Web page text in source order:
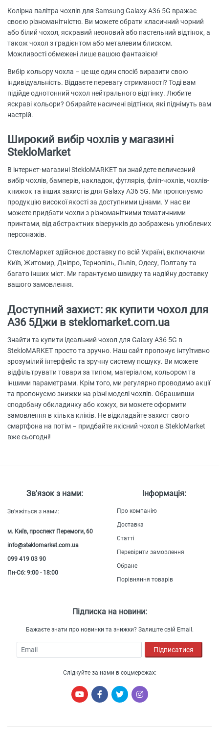
Колірна палітра чохлів для Samsung Galaxy A36 5G вражає
своєю різноманітністю. Ви можете обрати класичний чорний
або білий чохол, яскравий неоновий або пастельний відтінок, а
також чохол з градієнтом або металевим блиском.
Можливості обмежені лише вашою фантазією!
Вибір кольору чохла – це ще один спосіб виразити свою
індивідуальність. Віддаєте перевагу стриманості? Тоді вам
підійде однотонний чохол нейтрального відтінку. Любите
яскраві кольори? Обирайте насичені відтінки, які піднімуть вам
настрій.
Широкий вибір чохлів у магазині
StekloMarket
В інтернет-магазині StekloMARKET ви знайдете величезний
вибір чохлів, бамперів, накладок, футлярів, фліп-чохлів, чохлів-
книжок та інших захистів для Galaxy A36 5G. Ми пропонуємо
продукцію високої якості за доступними цінами. У нас ви
можете придбати чохли з різноманітними тематичними
принтами, від абстрактних візерунків до зображень улюблених
персонажів.
СтеклоМаркет здійснює доставку по всій Україні, включаючи
Київ, Житомир, Дніпро, Тернопіль, Львів, Одесу, Полтаву та
багато інших міст. Ми гарантуємо швидку та надійну доставку
вашого замовлення.
Доступний захист: як купити чохол для
А36 5Джи в steklomarket.com.ua
Знайти та купити ідеальний чохол для Galaxy A36 5G в
StekloMARKET просто та зручно. Наш сайт пропонує інтуїтивно
зрозумілий інтерфейс та зручну систему пошуку. Ви можете
відфільтрувати товари за типом, матеріалом, кольором та
іншими параметрами. Крім того, ми регулярно проводимо акції
та пропонуємо знижки на різні моделі чохлів. Обрашивши
сподобану обкладинку або кожух, ви можете оформити
замовлення в кілька кліків. Не відкладайте захист свого
смартфона на потім – придбайте якісний чохол в StekloMarket
вже сьогодні!
Зв'язок з нами:
Зв'яжіться з нами:
м. Київ, проспект Перемоги, 60
info@steklomarket.com.ua
099 419 03 90
Пн-Сб: 9:00 - 18:00
Інформація:
Про компанію
Доставка
Статті
Перевірити замовлення
Обране
Порівняння товарів
Підписка на новини:
Бажаєте знати про новинки та знижки? Залиште свій Email.
Email Підписатися
Слідкуйте за нами в соцмережах: